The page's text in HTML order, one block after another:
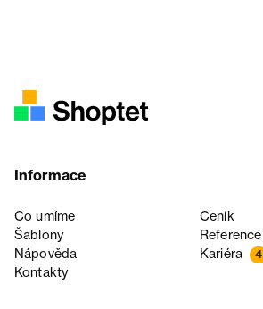
Informace
Co umíme
Ceník
Šablony
Reference
Nápověda
Kariéra 4
Kontakty